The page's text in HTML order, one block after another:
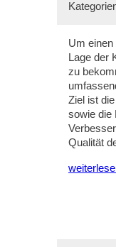
Um
Lage der
zu
Ziel ist
sowie die
Qualität